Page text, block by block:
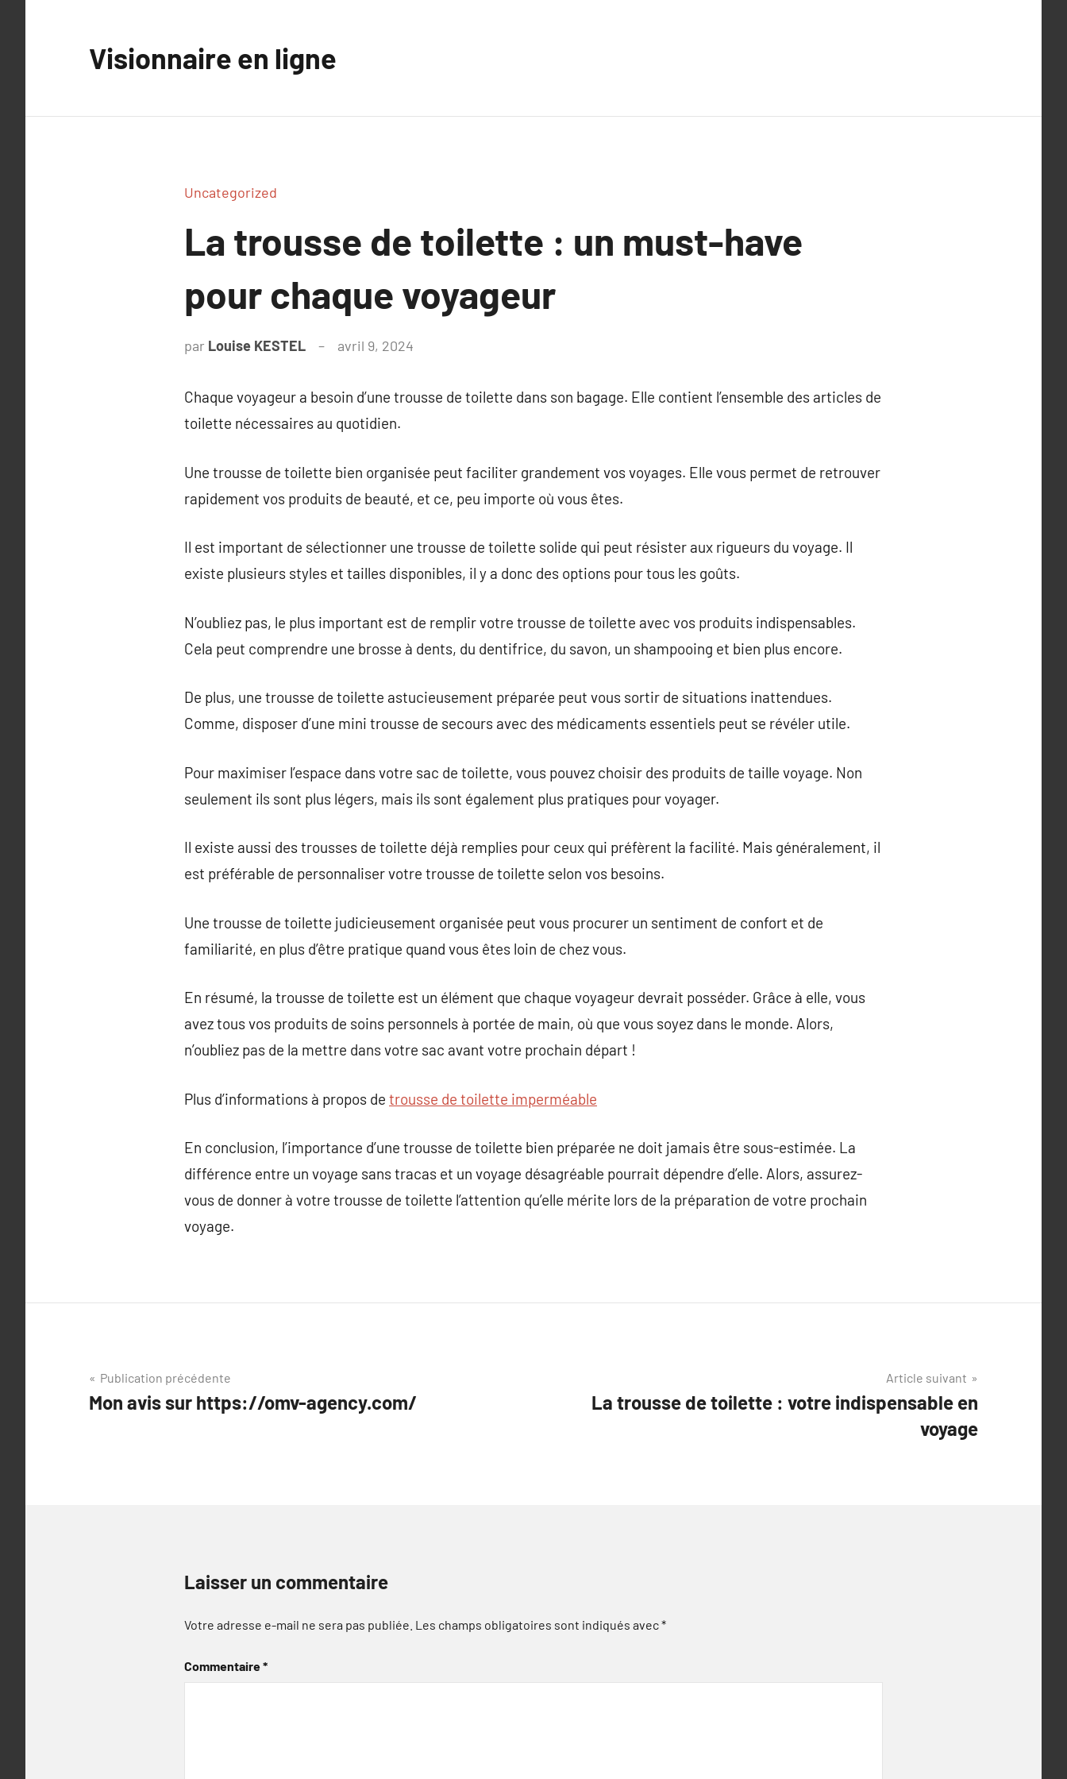
Visionnaire en ligne
Uncategorized
La trousse de toilette : un must-have
pour chaque voyageur
par Louise KESTEL avril 9, 2024
Chaque voyageur a besoin d’une trousse de toilette dans son bagage. Elle contient l’ensemble des articles de
toilette nécessaires au quotidien.
Une trousse de toilette bien organisée peut faciliter grandement vos voyages. Elle vous permet de retrouver
rapidement vos produits de beauté, et ce, peu importe où vous êtes.
Il est important de sélectionner une trousse de toilette solide qui peut résister aux rigueurs du voyage. Il
existe plusieurs styles et tailles disponibles, il y a donc des options pour tous les goûts.
N’oubliez pas, le plus important est de remplir votre trousse de toilette avec vos produits indispensables.
Cela peut comprendre une brosse à dents, du dentifrice, du savon, un shampooing et bien plus encore.
De plus, une trousse de toilette astucieusement préparée peut vous sortir de situations inattendues.
Comme, disposer d’une mini trousse de secours avec des médicaments essentiels peut se révéler utile.
Pour maximiser l’espace dans votre sac de toilette, vous pouvez choisir des produits de taille voyage. Non
seulement ils sont plus légers, mais ils sont également plus pratiques pour voyager.
Il existe aussi des trousses de toilette déjà remplies pour ceux qui préfèrent la facilité. Mais généralement, il
est préférable de personnaliser votre trousse de toilette selon vos besoins.
Une trousse de toilette judicieusement organisée peut vous procurer un sentiment de confort et de
familiarité, en plus d’être pratique quand vous êtes loin de chez vous.
En résumé, la trousse de toilette est un élément que chaque voyageur devrait posséder. Grâce à elle, vous
avez tous vos produits de soins personnels à portée de main, où que vous soyez dans le monde. Alors,
n’oubliez pas de la mettre dans votre sac avant votre prochain départ !
Plus d’informations à propos de trousse de toilette imperméable
En conclusion, l’importance d’une trousse de toilette bien préparée ne doit jamais être sous-estimée. La
différence entre un voyage sans tracas et un voyage désagréable pourrait dépendre d’elle. Alors, assurez-
vous de donner à votre trousse de toilette l’attention qu’elle mérite lors de la préparation de votre prochain
voyage.
Navigation
de
Publication précédente
Mon avis sur https://omv-agency.com/
Article suivant
La trousse de toilette : votre indispensable en
voyage
Laisser un commentaire
Votre adresse e-mail ne sera pas publiée. Les champs obligatoires sont indiqués avec*
Commentaire*